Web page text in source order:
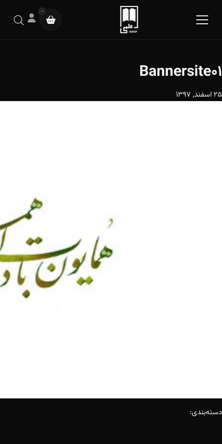
0
Bannersite01
25 اسفند, 1397
دسته‌بندی: